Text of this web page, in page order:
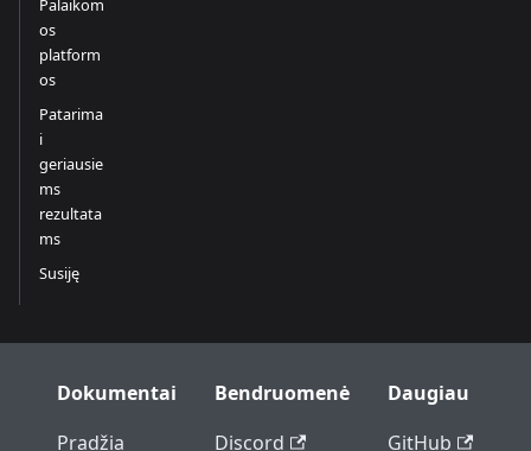
Palaikom
os
platform
os
Patarima
i
geriausie
ms
rezultata
ms
Susiję
Dokumentai
Pradžia
Bendruomenė
Discord
Daugiau
GitHub